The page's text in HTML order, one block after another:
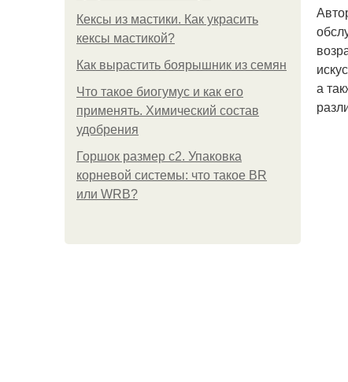
Кексы из мастики. Как украсить
кексы мастикой?
Как вырастить боярышник из семян
Что такое биогумус и как его
применять. Химический состав
удобрения
Горшок размер с2. Упаковка
корневой системы: что такое BR
или WRB?
а